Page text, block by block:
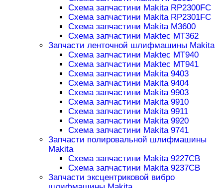
Схема запчастини Makita RP2300FC
Схема запчастини Makita RP2301FC
Схема запчастини Makita M3600
Схема запчастини Maktec MT362
Запчасти ленточной шлифмашины Makita
Схема запчастини Maktec MT940
Схема запчастини Maktec MT941
Схема запчастини Makita 9403
Схема запчастини Makita 9404
Схема запчастини Makita 9903
Схема запчастини Makita 9910
Схема запчастини Makita 9911
Схема запчастини Makita 9920
Схема запчастини Makita 9741
Запчасти полировальной шлифмашины
Makita
Схема запчастини Makita 9227CB
Схема запчастини Makita 9237CB
Запчасти эксцентриковой вибро